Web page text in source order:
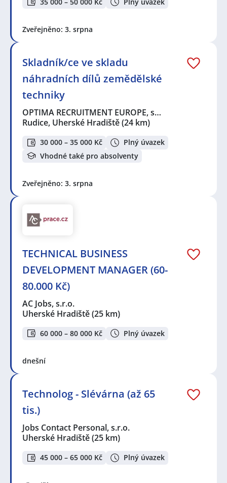
Zveřejněno: 3. srpna
Skladník/ce ve skladu
náhradních dílů zemědělské
techniky
OPTIMA RECRUITMENT EUROPE, s…
Rudice, Uherské Hradiště(24 km)
30 000 – 35 000 Kč
Plný úvazek
Vhodné také pro absolventy
Zveřejněno: 3. srpna
TECHNICAL BUSINESS
DEVELOPMENT MANAGER (60-
80.000 Kč)
AC Jobs, s.r.o.
Uherské Hradiště(25 km)
60 000 – 80 000 Kč Plný úvazek
dnešní
Technolog - Slévárna (až 65
tis.)
Jobs Contact Personal, s.r.o.
Uherské Hradiště(25 km)
45 000 – 65 000 Kč Plný úvazek